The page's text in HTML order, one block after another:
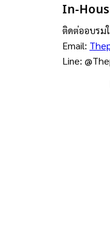
In-
ติดต่ออบรม
Email:
Line: